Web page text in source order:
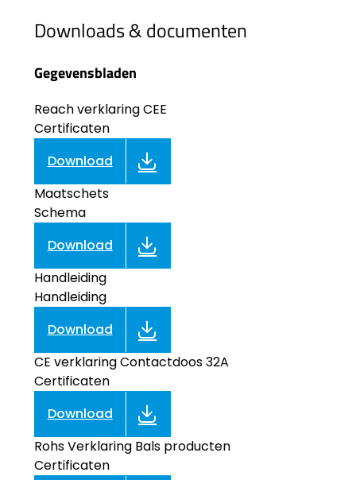
Downloads & documenten
Gegevensbladen
Reach verklaring CEE
Certificaten
Download
Maatschets
Schema
Download
Handleiding
Handleiding
Download
CE verklaring Contactdoos 32A
Certificaten
Download
Rohs Verklaring Bals producten
Certificaten